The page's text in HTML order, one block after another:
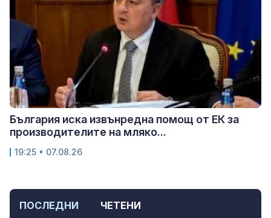
ПОСЛЕДНИ ЧЕТЕНИ
България иска извънредна помощ от ЕК за
производителите на мляко...
19:25 • 07.08.26